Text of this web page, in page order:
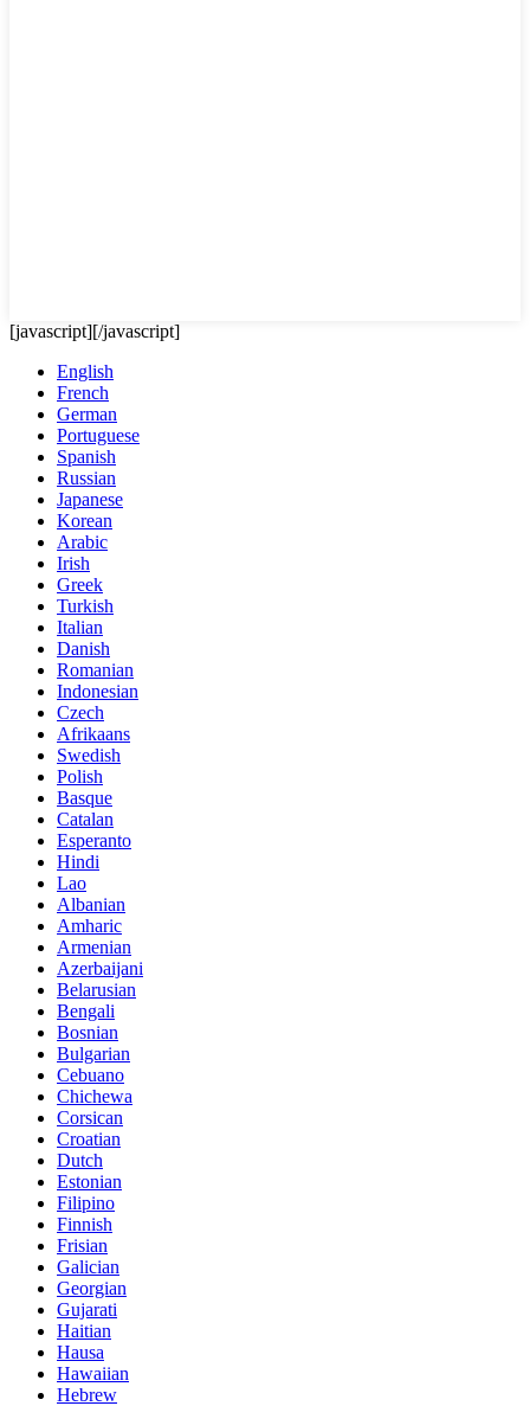
[javascript][/javascript]
English
French
German
Portuguese
Spanish
Russian
Japanese
Korean
Arabic
Irish
Greek
Turkish
Italian
Danish
Romanian
Indonesian
Czech
Afrikaans
Swedish
Polish
Basque
Catalan
Esperanto
Hindi
Lao
Albanian
Amharic
Armenian
Azerbaijani
Belarusian
Bengali
Bosnian
Bulgarian
Cebuano
Chichewa
Corsican
Croatian
Dutch
Estonian
Filipino
Finnish
Frisian
Galician
Georgian
Gujarati
Haitian
Hausa
Hawaiian
Hebrew